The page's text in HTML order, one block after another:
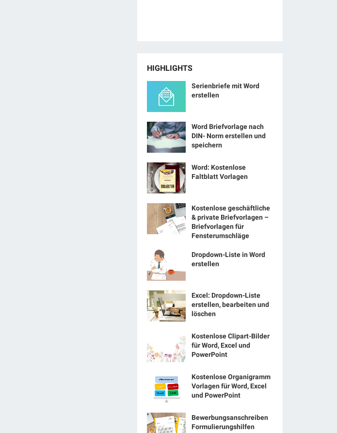
HIGHLIGHTS
Serienbriefe mit Word
erstellen
Word Briefvorlage nach
DIN- Norm erstellen und
speichern
Word: Kostenlose
Faltblatt Vorlagen
Kostenlose geschäftliche
& private Briefvorlagen –
Briefvorlagen für
Fensterumschläge
Dropdown-Liste in Word
erstellen
Excel: Dropdown-Liste
erstellen, bearbeiten und
löschen
Kostenlose Clipart-Bilder
für Word, Excel und
PowerPoint
Kostenlose Organigramm
Vorlagen für Word, Excel
und PowerPoint
Bewerbungsanschreiben
Formulierungshilfen